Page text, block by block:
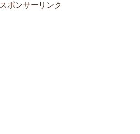
スポンサーリンク